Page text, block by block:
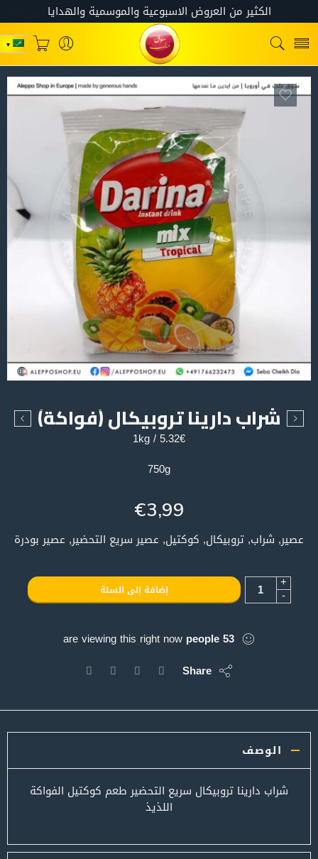
شراب دارينا تروبيكال (فواكة)
5.32€ / 1kg
750g
€3,99
عصير, شراب, تروبيكال, كوكتيل, عصير سريع التحضير, عصير بودرة
+
- إضافة إلى السلة
53
people
are viewing this right now
Share
الوصف
شراب دارينا تروبيكال سريع التحضير طعم كوكتيل الفواكة
اللذيذ